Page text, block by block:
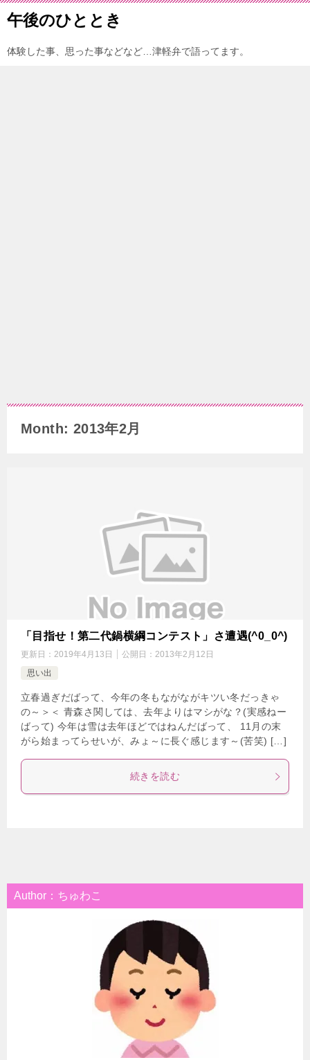
午後のひととき
体験した事、思った事などなど…津軽弁で語ってます。
Month: 2013年2月
「目指せ！第二代鍋横綱コンテスト」さ遭遇(^0_0^)
更新日： 2019年4月13日 公開日： 2013年2月12日
思い出
立春過ぎだばって、今年の冬もながながキツい冬だっきゃ
の～＞＜ 青森さ関しては、去年よりはマシがな？(実感ねー
ばって) 今年は雪は去年ほどではねんだばって、 11月の末
がら始まってらせいが、みょ～に長ぐ感じます～(苦笑) […]
続きを読む
Author：ちゅわこ